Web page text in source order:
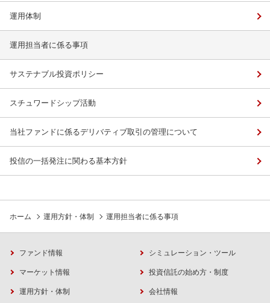
運用体制
運用担当者に係る事項
サステナブル投資ポリシー
スチュワードシップ活動
当社ファンドに係るデリバティブ取引の管理について
投信の一括発注に関わる基本方針
ホーム 運用方針・体制 運用担当者に係る事項
ファンド情報 シミュレーション・ツール
マーケット情報 投資信託の始め方・制度
運用方針・体制 会社情報